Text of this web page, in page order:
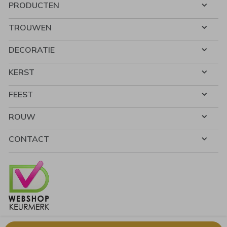
PRODUCTEN
TROUWEN
DECORATIE
KERST
FEEST
ROUW
CONTACT